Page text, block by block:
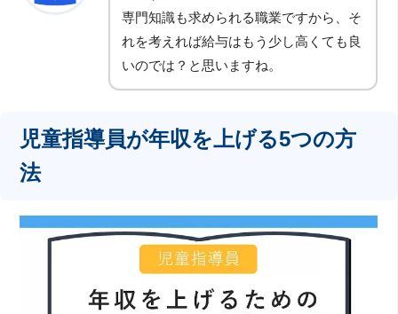
専門知識も求められる職業ですから、そ
れを考えれば給与はもう少し高くても良
いのでは？と思いますね。
児童指導員が年収を上げる5つの方
法